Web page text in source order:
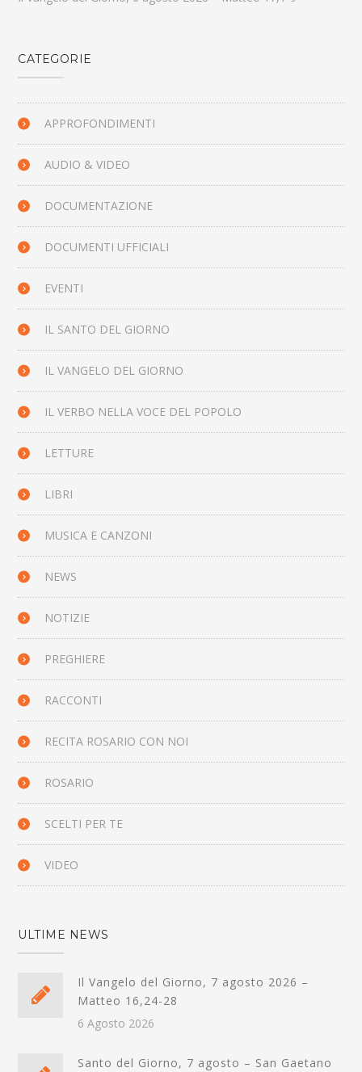
CATEGORIE
APPROFONDIMENTI
AUDIO & VIDEO
DOCUMENTAZIONE
DOCUMENTI UFFICIALI
EVENTI
IL SANTO DEL GIORNO
IL VANGELO DEL GIORNO
IL VERBO NELLA VOCE DEL POPOLO
LETTURE
LIBRI
MUSICA E CANZONI
NEWS
NOTIZIE
PREGHIERE
RACCONTI
RECITA ROSARIO CON NOI
ROSARIO
SCELTI PER TE
VIDEO
ULTIME NEWS
Il Vangelo del Giorno, 7 agosto 2026 –
Matteo 16,24-28
6 Agosto 2026
Santo del Giorno, 7 agosto – San Gaetano